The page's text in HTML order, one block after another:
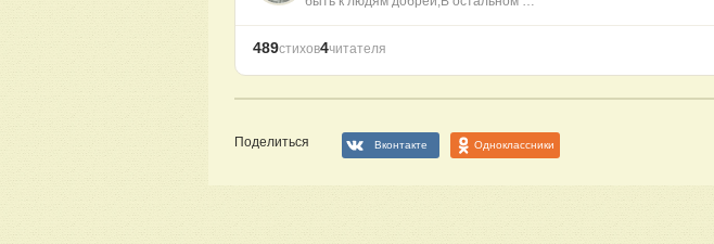
489стихов4читателя
Поделиться Вконтакте Одноклассники